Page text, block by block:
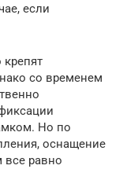
если
со временем
Но по
оснащение
равно